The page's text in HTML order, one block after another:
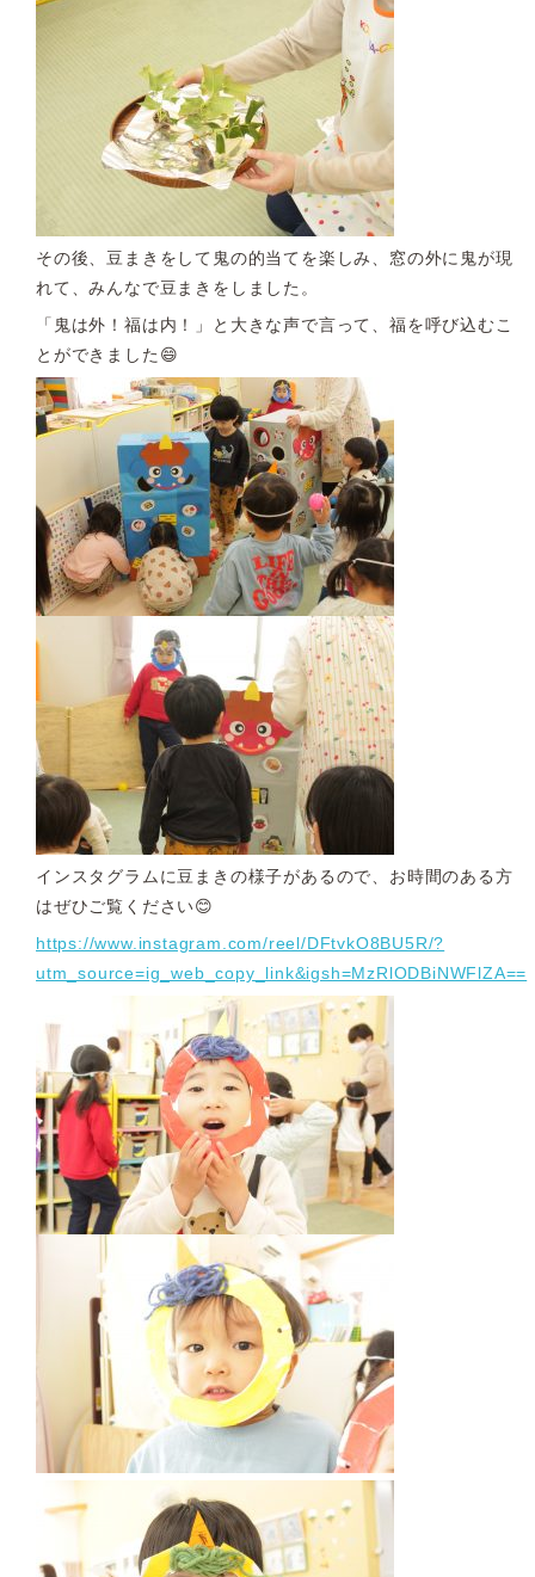
その後、豆まきをして鬼の的当てを楽しみ、窓の外に鬼が現
れて、みんなで豆まきをしました。
「鬼は外！福は内！」と大きな声で言って、福を呼び込むこ
とができました😄
インスタグラムに豆まきの様子があるので、お時間のある方
はぜひご覧ください😊
https://www.instagram.com/reel/DFtvkO8BU5R/?
utm_source=ig_web_copy_link&igsh=MzRlODBiNWFlZA==